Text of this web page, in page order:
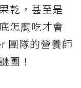
乾，甚至是
怎麼吃才會
團隊的營養師
團！